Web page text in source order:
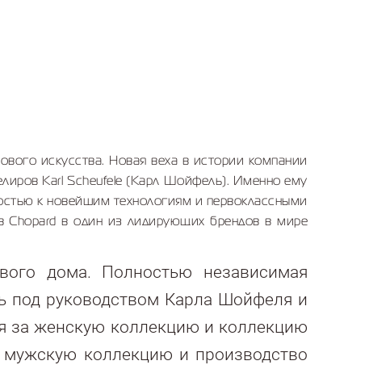
искусства. Новая веха в истории компании
Karl Scheufele (Карл Шойфель). Именно ему
к новейшим технологиям и первоклассными
Chopard в один из лидирующих брендов в мире
дома. Полностью независимая
под руководством Карла Шойфеля и
за женскую коллекцию и коллекцию
коллекцию и производство